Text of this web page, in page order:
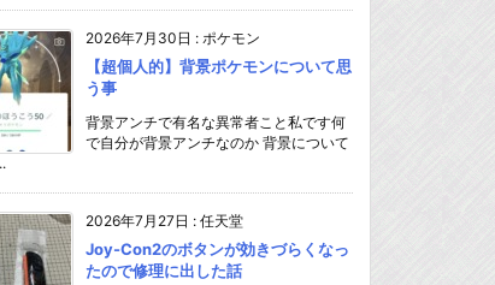
2026年7月30日 : ポケモン
【超個人的】背景ポケモンについて思
う事
背景アンチで有名な異常者こと私です何
で自分が背景アンチなのか 背景について
2026年7月27日 : 任天堂
Joy-Con2のボタンが効きづらくなっ
たので修理に出した話